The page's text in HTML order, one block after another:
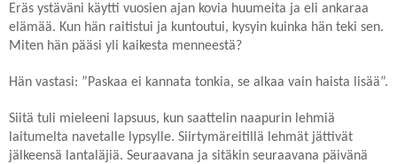
Eräs ystäväni käytti vuosien ajan kovia huumeita ja eli ankaraa
elämää. Kun hän raitistui ja kuntoutui, kysyin kuinka hän teki sen.
Miten hän pääsi yli kaikesta menneestä?
Hän vastasi: ”Paskaa ei kannata tonkia, se alkaa vain haista lisää”.
Siitä tuli mieleeni lapsuus, kun saattelin naapurin lehmiä
laitumelta navetalle lypsylle. Siirtymäreitillä lehmät jättivät
jälkeensä lantaläjiä. Seuraavana ja sitäkin seuraavana päivänä